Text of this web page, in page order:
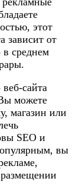
этот
зависит от
в среднем
сайта
можете
магазин или
SEO и
вы